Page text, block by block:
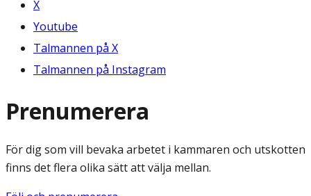
X
Youtube
Talmannen på X
Talmannen på Instagram
Prenumerera
För dig som vill bevaka arbetet i kammaren och utskotten
finns det flera olika sätt att välja mellan.